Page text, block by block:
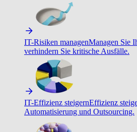
IT-Risiken managenManagen Sie
verhindern Sie kritische Ausfälle.
IT-Effizienz steigernEffizienz
Automatisierung und Outsourcing.